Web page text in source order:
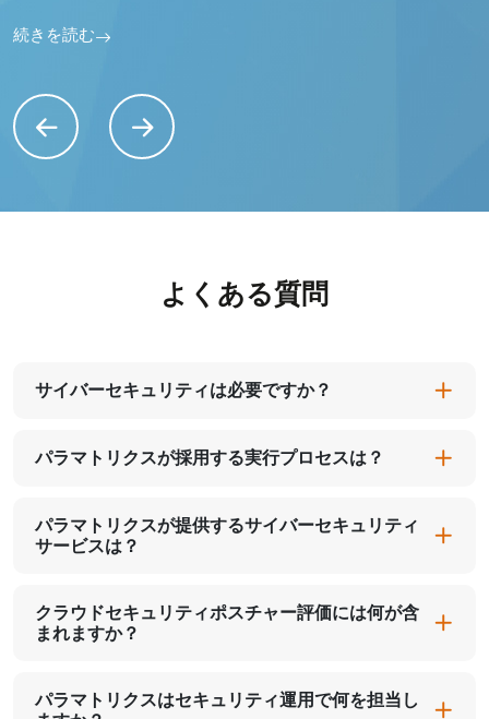
続きを読む
よくある質問
サイバーセキュリティは必要ですか？
パラマトリクスが採用する実行プロセスは？
パラマトリクスが提供するサイバーセキュリティ
サービスは？
クラウドセキュリティポスチャー評価には何が含
まれますか？
パラマトリクスはセキュリティ運用で何を担当し